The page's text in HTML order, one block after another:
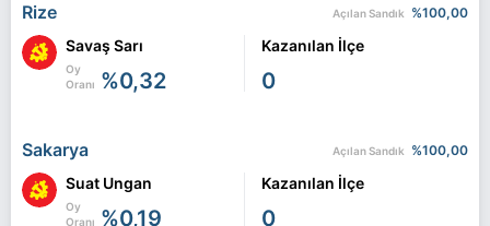
Rize Açılan Sandık %100,00
Savaş Sarı
Oy
Oranı %0,32
Kazanılan İlçe
0
Sakarya Açılan Sandık %100,00
Suat Ungan
Oy
Oranı %0,19
Kazanılan İlçe
0